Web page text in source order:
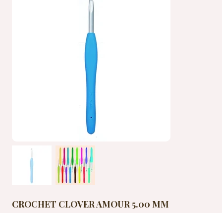
CROCHET CLOVER AMOUR 5.00 MM